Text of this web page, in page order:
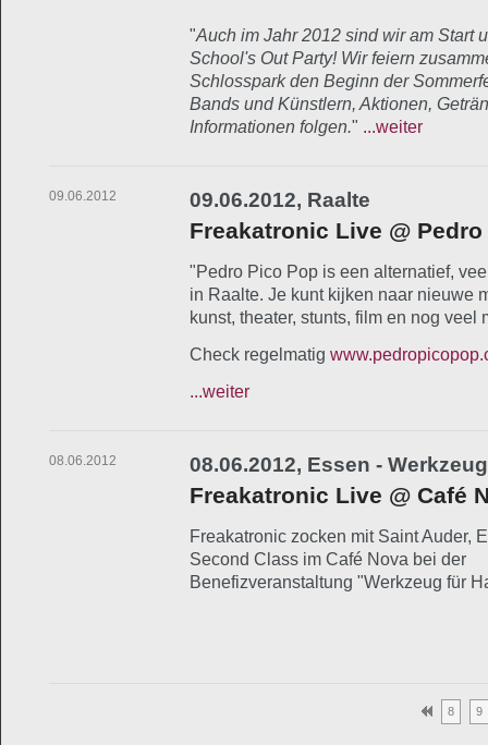
"Auch im Jahr 2012 sind wir am Start
School's Out Party! Wir feiern
Schlosspark den Beginn der
Bands und Künstlern, Aktionen,
Informationen folgen." ...weiter
09.06.2012 09.06.2012, Raalte
Freakatronic Live @
"Pedro Pico Pop is een alternatief,
in Raalte. Je kunt kijken naar nieuwe
kunst, theater, stunts, film en nog veel
Check regelmatig
...weiter
08.06.2012 08.06.2012, Essen -
Freakatronic Live @ Café
Freakatronic zocken mit Saint Auder,
Second Class im Café Nova bei der
Benefizveranstaltung "Werkzeug für
8 9